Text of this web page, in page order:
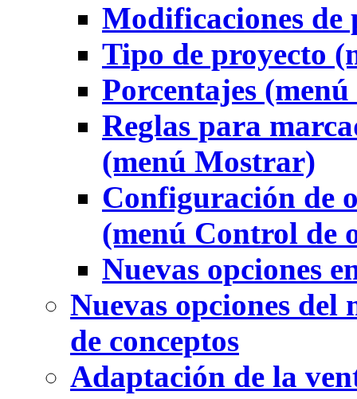
Modificaciones de
Tipo de proyecto
Porcentajes
Reglas para
(menú Mostrar)
Configuración de
(menú Control de
Nuevas opciones
Nuevas opciones
de conceptos
Adaptación de la